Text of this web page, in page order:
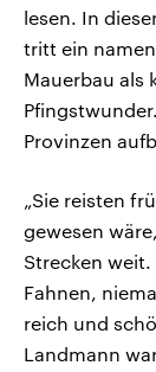
lesen. In
tritt ein
Mauerbau als
Provinzen
„Sie reisten
gewesen
Strecken
Fahnen,
reich und
Landmann